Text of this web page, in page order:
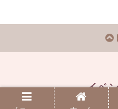
イベ
© 2019-